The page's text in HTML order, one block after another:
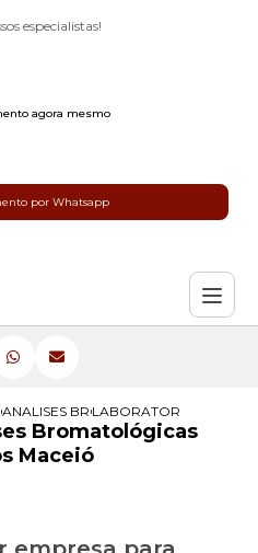
especialistas!
agora mesmo
por Whatsapp
ANALISES BROMATOLOGICAS DE
LABORATORIO DE
Bromatológicas
Maceió